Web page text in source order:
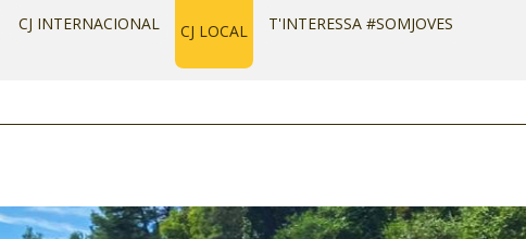
CJ INTERNACIONAL CJ LOCAL T'INTERESSA #SOMJOVES